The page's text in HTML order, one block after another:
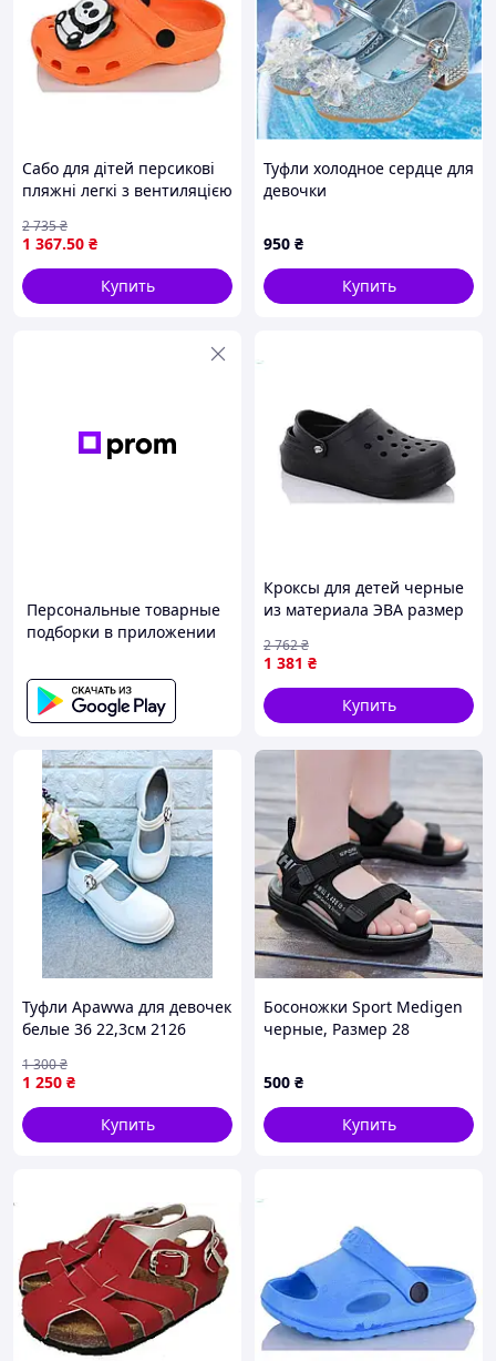
Сабо для дітей персикові
пляжні легкі з вентиляцією
відпочинку на природі
1 367.50 ₴
2 735₴
Купить
Туфли холодное сердце для
девочки
950 ₴
Купить
Персональные товарные
подборки в приложении
Кроксы для детей черные
из материала ЭВА размер
носки и активных игр
1 381 ₴
2 762₴
Купить
Туфли Apawwa для девочек
белые 36 22,3см 2126
1 250 ₴
1 300₴
Купить
Босоножки Sport Medigen
черные, Размер 28
500 ₴
Купить